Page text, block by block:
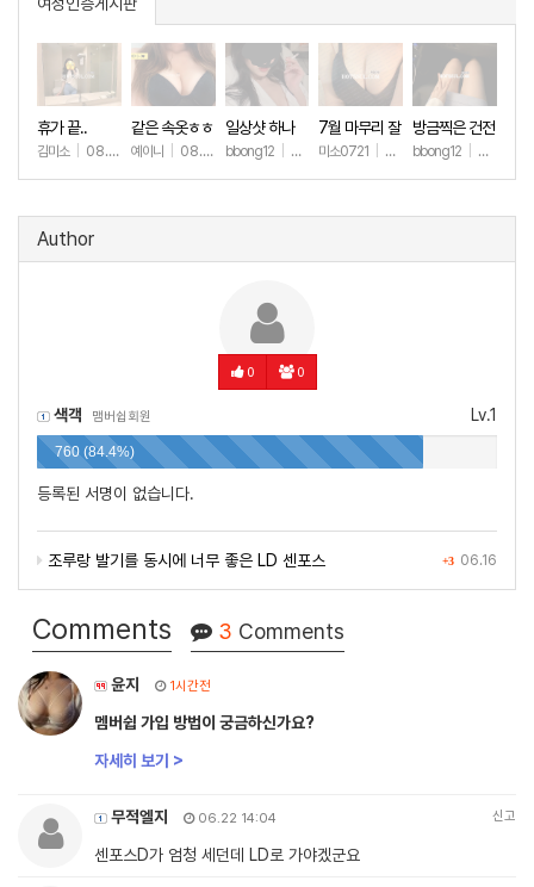
휴가 끝..
김미소 08.07 +140
같은 속옷ㅎㅎ
예이니 08.04 +67
일상샷 하나
bbong12 07.31+90
7월 마무리 잘
하세요🫶
미소0721 07.31+259
방금찍은 건전
한 일상샷
bbong12 07.28
Author
0 0
Lv.1
색객 맴버쉽회원
760 (84.4%)
등록된 서명이 없습니다.
+3 06.16
조루랑 발기를 동시에 너무 좋은 LD 센포스
Comments 3 Comments
윤지 1시간전
멤버쉽 가입 방법이 궁금하신가요?
자세히 보기 >
무적엘지 06.22 14:04 신고
센포스D가 엄청 세던데 LD로 가야겠군요